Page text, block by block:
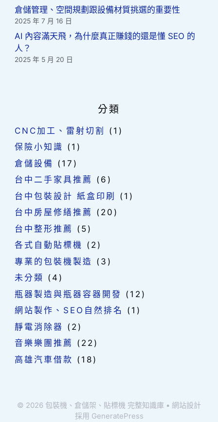
倉儲管理、空間規劃跟設備材質挑選的重要性
2025 年 7 月 16 日
AI 內容滿天飛，為什麼真正賺錢的還是懂 SEO 的
人？
2025 年 5 月 20 日
分類
CNC加工、雷射切割
(1)
保險小知識 (1)
倉儲設備
(17)
台中二手家具推薦
(6)
台中包裝設計 紙盒印刷
(1)
台中房屋修繕推薦
(20)
台中整形推薦
(5)
各式自動貼標機 (2)
專業的包裝機製造
(3)
未分類
(4)
瓶器製造與瓶器容器開發 (12)
網站製作、SEO自然排名
(1)
靜電消除器 (2)
音樂樂團推薦
(22)
高雄汽車借款
(18)
© 2026 包裝機、倉儲架、貼標機 完整知識庫 • 網站設計
採用 GeneratePress